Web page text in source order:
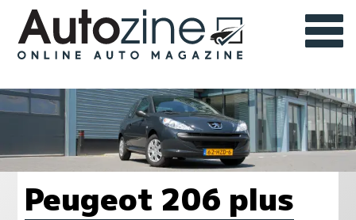
Peugeot 206 plus